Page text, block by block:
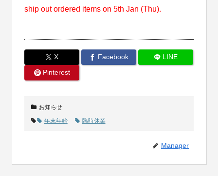
ship out ordered items on 5th Jan (Thu).
X Facebook
LINE
Pinterest
お知らせ
年末年始
臨時休業
Manager